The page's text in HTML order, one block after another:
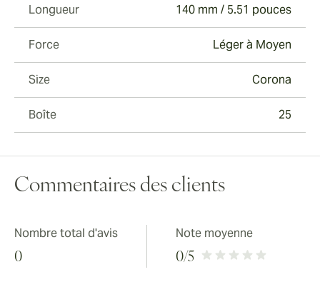
Longueur 140 mm / 5.51 pouces
Force Léger à Moyen
Size Corona
Boîte 25
Commentaires des clients
Nombre total d'avis
0
Note moyenne
0/5